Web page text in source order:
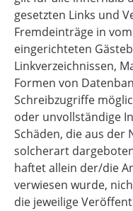
gesetzten Links und
Fremdeinträge in
eingerichteten
Linkverzeichnissen,
Formen von
Schreibzugriffe
oder unvollständige
Schäden, die aus der
solcherart
haftet allein der/die
verwiesen wurde,
die jeweilige